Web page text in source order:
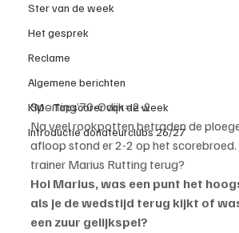
Ster van de week
Het gesprek
Reclame
Algemene berichten
KM - Topscorer van de week
Introductie donateurclubs 26/27
Sporting’70-Odijk=2-2
Na veel rookpotten betraden de
afloop stond er 2-2 op het
trainer Marius Rutting terug?
Hoi Marius, was een punt het
als je de wedstijd terug kijkt of
een zuur gelijkspel?